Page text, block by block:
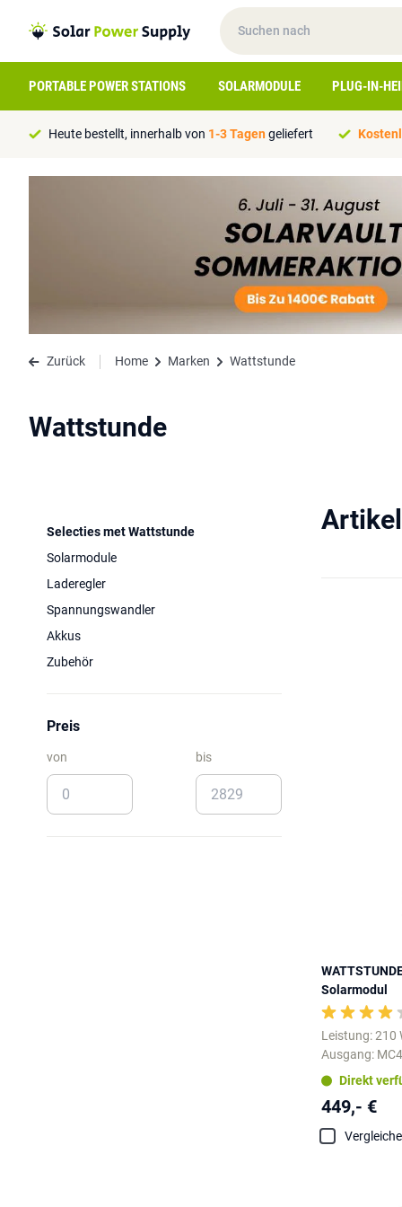
PORTABLE POWER STATIONS SOLARMODULE PLUG-IN-
Heute bestellt, innerhalb von 1-3 Tagengeliefert
Zurück Home Marken Wattstunde
Wattstunde
Selecties met Wattstunde
Solarmodule
Laderegler
Spannungswandler
Akkus
Zubehör
Preis
von bis
Solarmodul
Leistung: 210
Ausgang: MC4
Direkt
449,- €